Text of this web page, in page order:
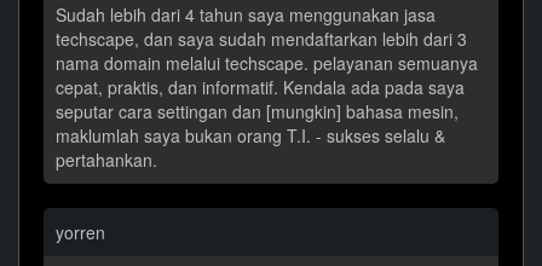
Sudah lebih dari 4 tahun saya menggunakan jasa
techscape, dan saya sudah mendaftarkan lebih dari 3
nama domain melalui techscape. pelayanan semuanya
cepat, praktis, dan informatif. Kendala ada pada saya
seputar cara settingan dan [mungkin] bahasa mesin,
maklumlah saya bukan orang T.I. - sukses selalu &
pertahankan.
yorren